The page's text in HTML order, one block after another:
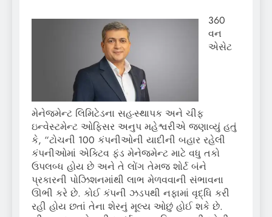
360
વન
એસેટ
મેનેજમેન્ટ લિમિટેડના સહ-સ્થાપક અને ચીફ
ઇન્વેસ્ટમેન્ટ ઓફિસર અનુપ મહેશ્વરીએ જણાવ્યું હતું
કે, “ટોચની 100 કંપનીઓની યાદીની બહાર રહેલી
કંપનીઓમાં એક્ટિવ ફંડ મેનેજમેન્ટ માટે વધુ તકો
ઉપલબ્ધ હોય છે અને તે લોંગ તેમજ શોર્ટ બંને
પ્રકારની પોઝિશનમાંથી લાભ મેળવવાની સંભાવના
ઊભી કરે છે. કોઈ કંપની ઝડપથી નફામાં વૃદ્ધિ કરી
રહી હોય છતાં તેના શેરનું મૂલ્ય ઓછું હોઈ શકે છે.